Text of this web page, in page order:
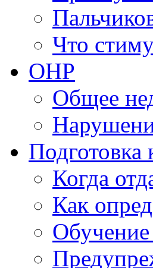
Что
ОНР
Общее
Подготовка
Когда
Как